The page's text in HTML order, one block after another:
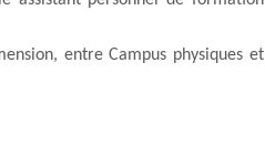
entre Campus physiques et